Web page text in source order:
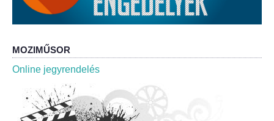
Roma Nemzetiségi Önkormányzat
Roma Nemzetiségi Önkormányzat ülések
Rendeletek
Polgármesteri normatív határozatok
MOZIMŰSOR
Online jegyrendelés